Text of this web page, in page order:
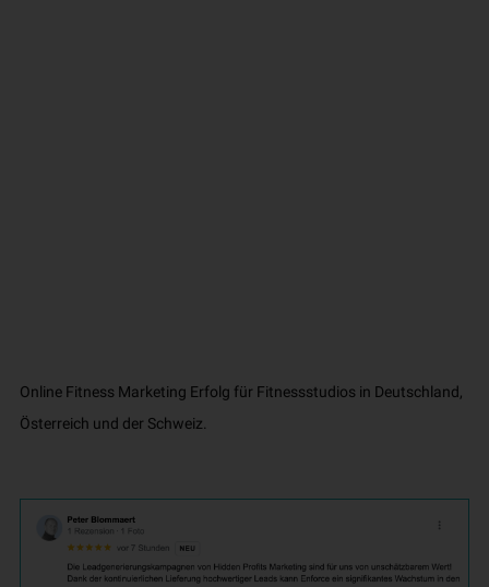
Online Fitness Marketing Erfolg für Fitnessstudios in Deutschland,
Österreich und der Schweiz.​